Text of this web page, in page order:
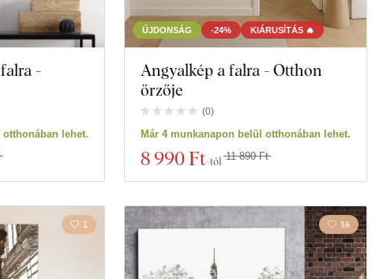
-
lehet.
ÚJDONSÁG -24% KIÁRUSÍTÁS 🔥
Angyalkép a falra - Otthon
őrzője
(0)
Már 4 munkanapon belül otthonában lehet.
8 990 Ft-tól 11 890 Ft
1 16